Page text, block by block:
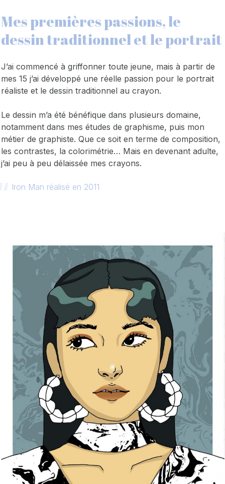
Mes premières passions, le
dessin traditionnel et le portrait
J’ai commencé à griffonner toute jeune, mais à partir de
mes 15 j’ai développé une réelle passion pour le portrait
réaliste et le dessin traditionnel au crayon.
Le dessin m’a été bénéfique dans plusieurs domaine,
notamment dans mes études de graphisme, puis mon
métier de graphiste. Que ce soit en terme de composition,
les contrastes, la colorimétrie… Mais en devenant adulte,
j’ai peu à peu délaissée mes crayons.
Iron Man réalisé en 2011